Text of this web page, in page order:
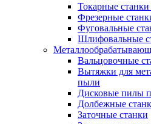
Токарные станки
Фрезерные
Фуговальные
Шлифовальные
Вальцовочные
Вытяжки для
пыли
Дисковые пилы
Долбежные
Заточные станки